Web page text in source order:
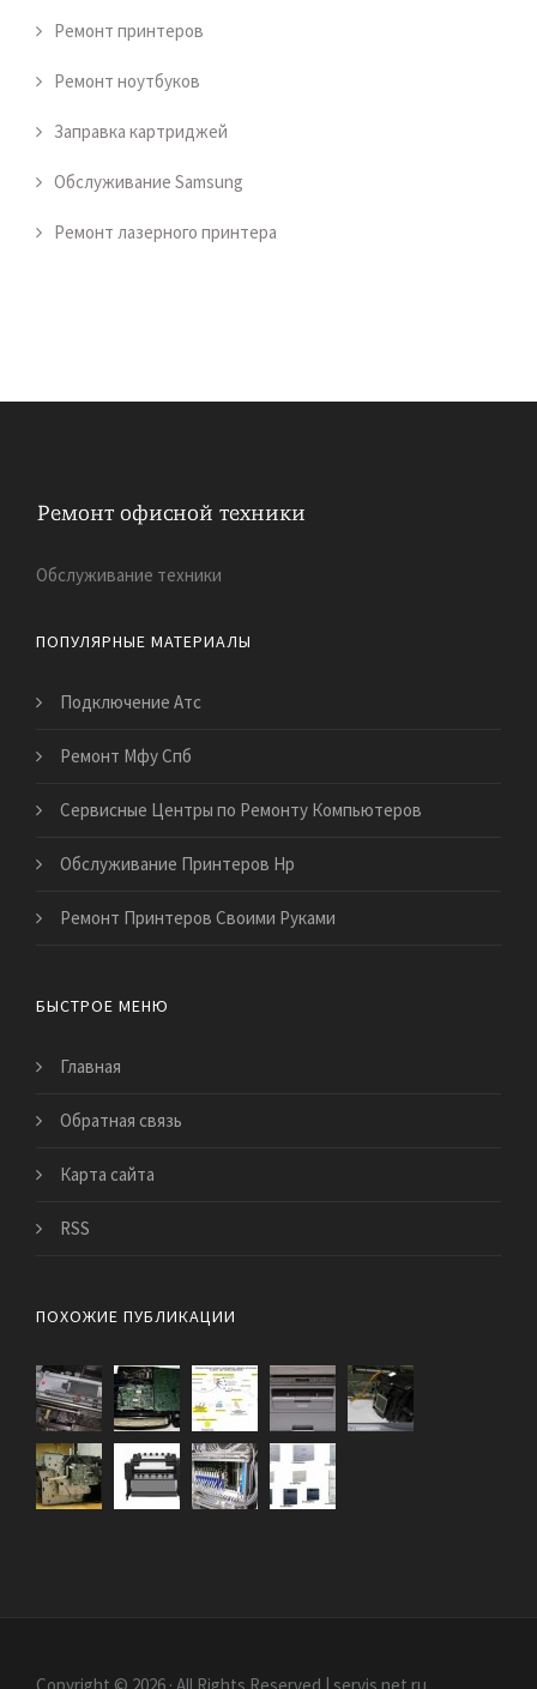
Ремонт принтеров
Ремонт ноутбуков
Заправка картриджей
Обслуживание Samsung
Ремонт лазерного принтера
Обслуживание техники
ПОПУЛЯРНЫЕ МАТЕРИАЛЫ
Подключение Атс
Ремонт Мфу Спб
Сервисные Центры по Ремонту Компьютеров
Обслуживание Принтеров Hp
Ремонт Принтеров Своими Руками
БЫСТРОЕ МЕНЮ
Главная
Обратная связь
Карта сайта
RSS
ПОХОЖИЕ ПУБЛИКАЦИИ